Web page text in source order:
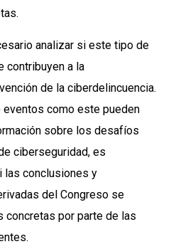
analizar si este tipo de
contribuyen a la
de la ciberdelincuencia.
como este pueden
sobre los desafíos
ciberseguridad, es
las conclusiones y
del Congreso se
concretas por parte de las